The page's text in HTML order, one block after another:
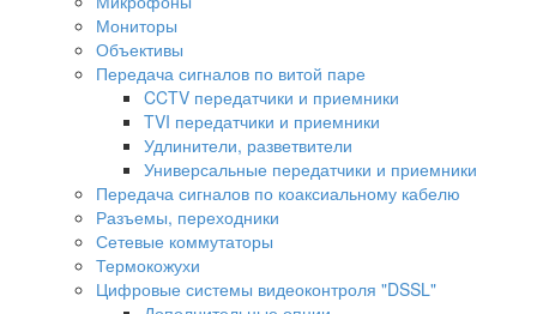
Мониторы
Объективы
Передача сигналов по витой паре
CCTV передатчики и приемники
TVI передатчики и приемники
Удлинители, разветвители
Универсальные передатчики и приемники
Передача сигналов по коаксиальному кабелю
Разъемы, переходники
Сетевые коммутаторы
Термокожухи
Цифровые системы видеоконтроля "DSSL"